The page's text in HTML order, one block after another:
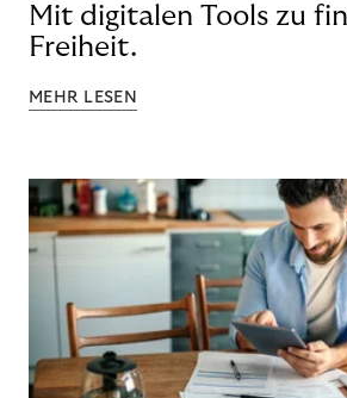
Mit digitalen Tools zu
Freiheit.
MEHR LESEN